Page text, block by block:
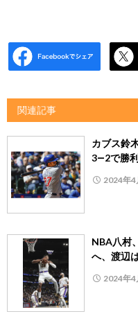
関連記事
カブス鈴
3―2で勝
2024年4
NBA八村
へ、渡辺
2024年4